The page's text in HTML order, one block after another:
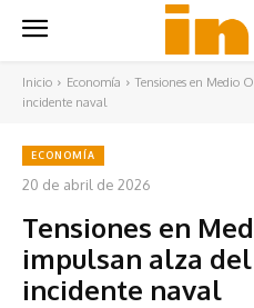
Inicio Economía
Tensiones en Medio
incidente naval
ECONOMÍA
20 de abril de 2026
Tensiones en
impulsan alza
incidente naval